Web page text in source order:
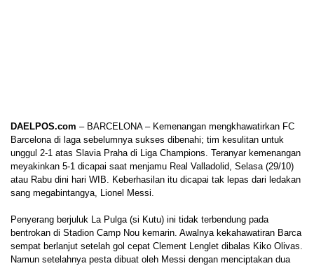
DAELPOS.com – BARCELONA – Kemenangan mengkhawatirkan FC
Barcelona di laga sebelumnya sukses dibenahi; tim kesulitan untuk
unggul 2-1 atas Slavia Praha di Liga Champions. Teranyar kemenangan
meyakinkan 5-1 dicapai saat menjamu Real Valladolid, Selasa (29/10)
atau Rabu dini hari WIB. Keberhasilan itu dicapai tak lepas dari ledakan
sang megabintangya, Lionel Messi.
Penyerang berjuluk La Pulga (si Kutu) ini tidak terbendung pada
bentrokan di Stadion Camp Nou kemarin. Awalnya kekahawatiran Barca
sempat berlanjut setelah gol cepat Clement Lenglet dibalas Kiko Olivas.
Namun setelahnya pesta dibuat oleh Messi dengan menciptakan dua